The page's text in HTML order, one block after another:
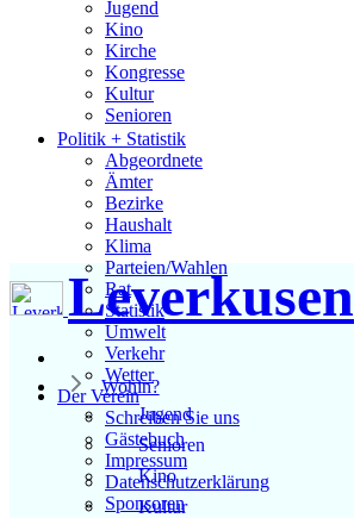
Jugend
Kino
Kirche
Kongresse
Kultur
Senioren
Stadtführer
Straßen
Politik + Statistik
Abgeordnete
Ämter
Bezirke
Haushalt
Klima
Parteien/Wahlen
Rat
Statistik
Umwelt
Verkehr
Wetter
Der Verein
Schreiben Sie uns
Gästebuch
Impressum
Datenschutzerklärung
Sponsoren
Leverkusen
Wohin?
Jugend
Senioren
Kino
Kultur